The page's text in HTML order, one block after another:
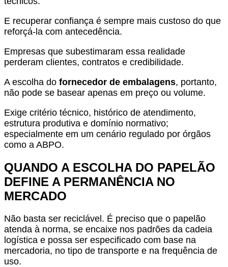
E recuperar confiança é sempre mais custoso do que
reforçá-la com antecedência.
Empresas que subestimaram essa realidade
perderam clientes, contratos e credibilidade.
A escolha do fornecedor de embalagens, portanto,
não pode se basear apenas em preço ou volume.
Exige critério técnico, histórico de atendimento,
estrutura produtiva e domínio normativo;
especialmente em um cenário regulado por órgãos
como a ABPO.
QUANDO A ESCOLHA DO PAPELÃO
DEFINE A PERMANÊNCIA NO
MERCADO
Não basta ser reciclável. É preciso que o papelão
atenda à norma, se encaixe nos padrões da cadeia
logística e possa ser especificado com base na
mercadoria, no tipo de transporte e na frequência de
uso.